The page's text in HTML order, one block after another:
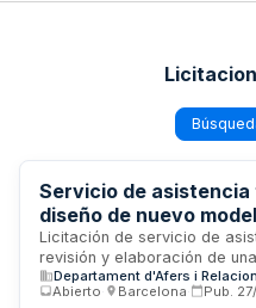
Servicio de
diseño de nuevo
cooperación al
Catalunya
Licitación de servicio de
revisión y elaboración de
organizativo funcional y
desarrollo del Gobierno de la
Abierto
Barcelona Pub.